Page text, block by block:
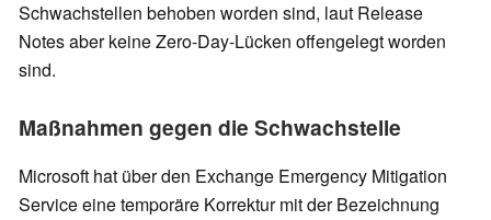
Schwachstellen behoben worden sind, laut Release
Notes aber keine Zero-Day-Lücken offengelegt worden
sind.
Maßnahmen gegen die Schwachstelle
Microsoft hat über den Exchange Emergency Mitigation
Service eine temporäre Korrektur mit der Bezeichnung